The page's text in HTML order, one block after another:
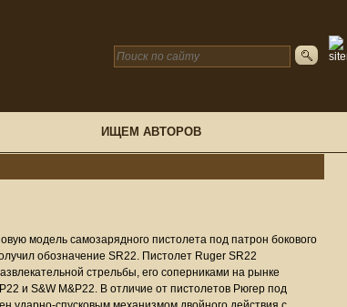
ИЩЕМ АВТОРОВ
модель самозарядного пистолета под патрон бокового
обозначение SR22. Пистолет Ruger SR22
стрельбы, его соперниками на рынке
и S&W M&P22. В отличие от пистолетов Рюгер под